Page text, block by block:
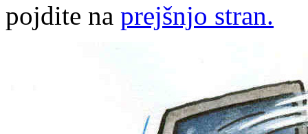
pojdite na prejšnjo stran.